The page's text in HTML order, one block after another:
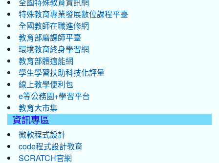
全國特殊教育資訊網
特殊教育專業發展數位課程平臺
全國教師在職進修網
教育部磨課師平臺
環境教育終身學習網
教育部體適能網
學生學習扶助科技化評量
線上教學便利包
e等公務園+學習平台
教育大市集
資訊專區
微軟程式設計
code程式設計教育
SCRATCH官網